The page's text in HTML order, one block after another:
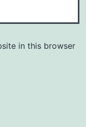
in this browser